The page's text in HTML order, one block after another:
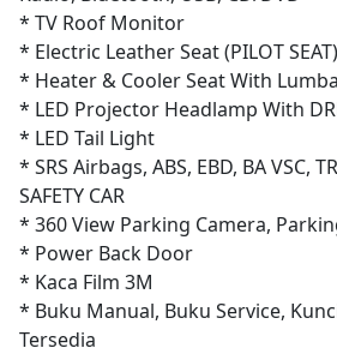
* TV Roof Monitor
* Electric Leather Seat (PILOT
* Heater & Cooler Seat With
* LED Projector Headlamp With
* LED Tail Light
* SRS Airbags, ABS, EBD, BA VSC,
SAFETY CAR
* 360 View Parking Camera,
* Power Back Door
* Kaca Film 3M
* Buku Manual, Buku Service,
Tersedia